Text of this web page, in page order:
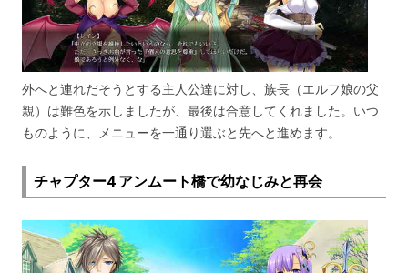
外へと連れだそうとする主人公達に対し、族長（エルフ娘の父
親）は難色を示しましたが、最後は合意してくれました。いつ
ものように、メニューを一通り選ぶと先へと進めます。
チャプター4 アンムート橋で幼なじみと再会